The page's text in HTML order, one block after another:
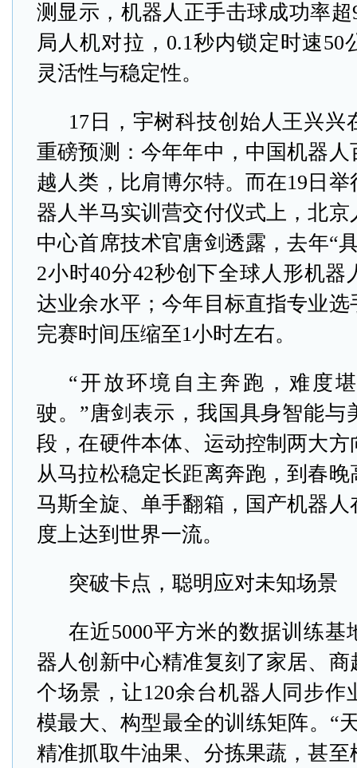
测显示，机器人正手击球成功率超
局人机对拉，0.1秒内锁定时速50
灵活性与稳定性。
17日，宇树科技创始人王兴兴
重磅预测：今年年中，中国机器
越人类，比肩博尔特。而在19日
器人半马实训营交付仪式上，北
中心首席技术官唐剑透露，去年“
2小时40分42秒创下全球人形机器
达业余水平；今年目标直指专业
完赛时间压缩至1小时左右。
“开放环境自主奔跑，难度
驶。”唐剑表示，我国具身智能与
段，在硬件本体、运动控制两大
从马拉松稳定长距离奔跑，到春
马斯全旋、单手翻箱，国产机器
度上达到世界一流。
突破卡点，聪明应对未知场景
在近5000平方米的数据训练基
器人创新中心精准复刻了家居、商
个场景，让120余台机器人同步作
模最大、构型最全的训练矩阵。“
精准抓取牛油果、分拣果蔬，甚